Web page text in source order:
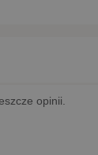
opinii.